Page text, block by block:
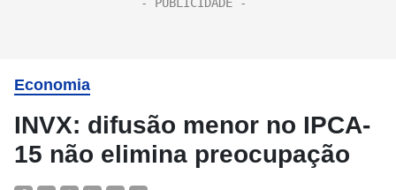
Economia
INVX: difusão menor no IPCA-
15 não elimina preocupação